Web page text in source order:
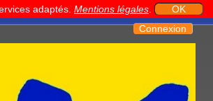
adaptés. Mentions légales
OK
Connexion